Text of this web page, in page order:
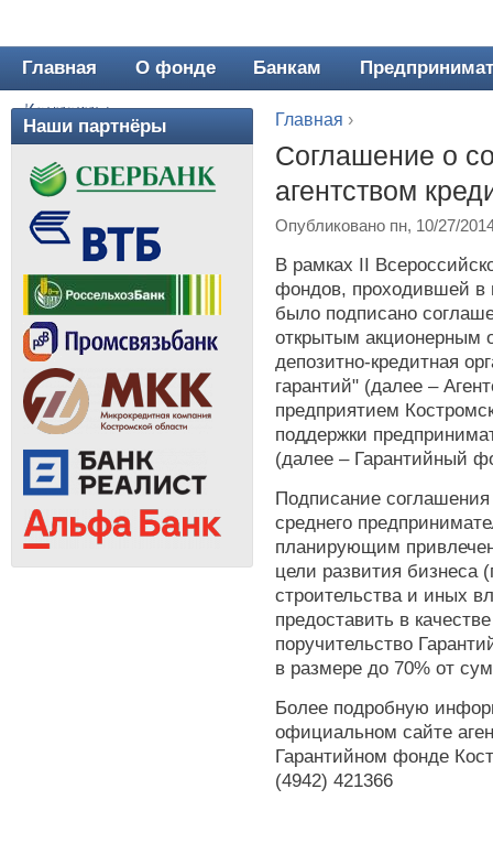
Главная ›
Соглашение о
агентством
Опубликовано пн, 10/27/
В рамках II
фондов, проходившей в
было подписано
открытым акционерным
депозитно-кредитная
гарантий" (далее –
предприятием
поддержки
(далее – Гарантийный
Подписание
среднего
планирующим
цели развития бизнеса
строительства и иных
предоставить в
поручительство
в размере до 70% от
Более подробную
официальном сайте
Гарантийном фонде
(4942) 421366
Главное меню
Главная О фонде Банкам
Контакты
Наши партнёры